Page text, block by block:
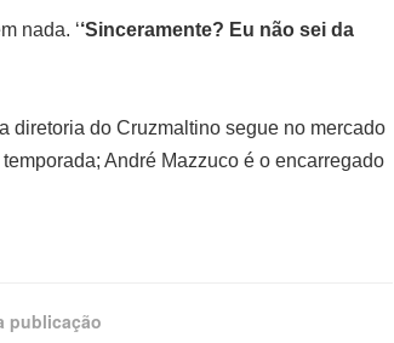
nada. ‘‘Sinceramente? Eu não sei da
diretoria do Cruzmaltino segue no mercado
André Mazzuco é o encarregado
publicação